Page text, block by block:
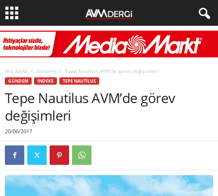
Ana Sayfa Gündem Tepe Nautilus AVM’de görev değişimleri
GÜNDEM İNDEKS TEPE NAUTILUS
Tepe Nautilus AVM’de görev
değişimleri
20/06/2017